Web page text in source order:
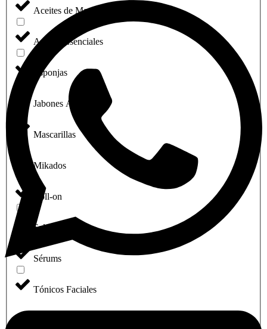
Aceites de Masaje
Aceites Esenciales
Esponjas
Jabones Artesanales
Mascarillas
Mikados
Roll-on
Sales de baño
Sérums
Tónicos Faciales